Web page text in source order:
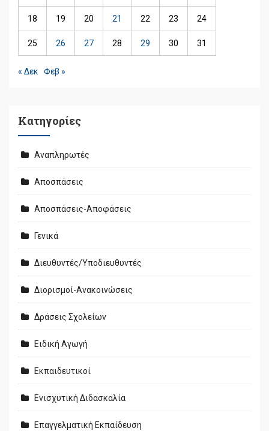
18 19 20 21 22 23 24
25 26 27 28 29 30 31
« Δεκ Φεβ »
Kατηγορίες
Αναπληρωτές
Αποσπάσεις
Αποσπάσεις-Αποφάσεις
Γενικά
Διευθυντές/Υποδιευθυντές
Διορισμοί-Ανακοινώσεις
Δράσεις Σχολείων
Ειδική Αγωγή
Εκπαιδευτικοί
Ενισχυτική Διδασκαλία
Επαγγελματική Εκπαίδευση